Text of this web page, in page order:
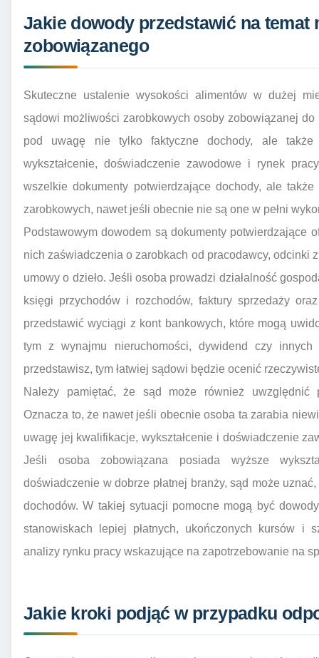
Jakie dowody przedstawić na
zobowiązanego
Skuteczne ustalenie wysokości alimentów w dużej
sądowi możliwości zarobkowych osoby zobowiązanej
pod uwagę nie tylko faktyczne dochody, ale także
wykształcenie, doświadczenie zawodowe i rynek
wszelkie dokumenty potwierdzające dochody, ale
zarobkowych, nawet jeśli obecnie nie są one w pełni
Podstawowym dowodem są dokumenty potwierdzające
nich zaświadczenia o zarobkach od pracodawcy, odcinki
umowy o dzieło. Jeśli osoba prowadzi działalność
księgi przychodów i rozchodów, faktury sprzedaży
przedstawić wyciągi z kont bankowych, które mogą
tym z wynajmu nieruchomości, dywidend czy innych
przedstawisz, tym łatwiej sądowi będzie ocenić
Należy pamiętać, że sąd może również uwzględnić
Oznacza to, że nawet jeśli obecnie osoba ta zarabia
uwagę jej kwalifikacje, wykształcenie i doświadczenie
Jeśli osoba zobowiązana posiada wyższe
doświadczenie w dobrze płatnej branży, sąd może
dochodów. W takiej sytuacji pomocne mogą być
stanowiskach lepiej płatnych, ukończonych kursów i
analizy rynku pracy wskazujące na zapotrzebowanie na
Jakie kroki podjąć w przypadku